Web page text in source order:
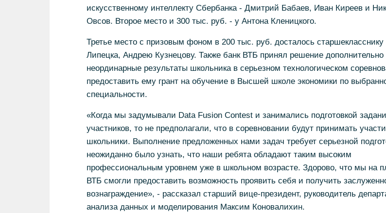
искусственному интеллекту Сбербанка - Дмитрий Бабаев, Иван Киреев и
Овсов. Второе место и 300 тыс. руб. - у Антона Кленицкого.
Третье место с призовым фоном в 200 тыс. руб. досталось старшекласснику
Липецка, Андрею Кузнецову. Также банк ВТБ принял решение дополнительно
неординарные результаты школьника в серьезном технологическом
предоставить ему грант на обучение в Высшей школе экономики по
специальности.
«Когда мы задумывали Data Fusion Contest и занимались подготовкой
участников, то не предполагали, что в соревновании будут принимать
школьники. Выполнение предложенных нами задач требует серьезной
неожиданно было узнать, что наши ребята обладают таким высоким
профессиональным уровнем уже в школьном возрасте. Здорово, что мы на
ВТБ смогли предоставить возможность проявить себя и получить
вознаграждение», - рассказал старший вице-президент, руководитель
анализа данных и моделирования Максим Коновалихин.